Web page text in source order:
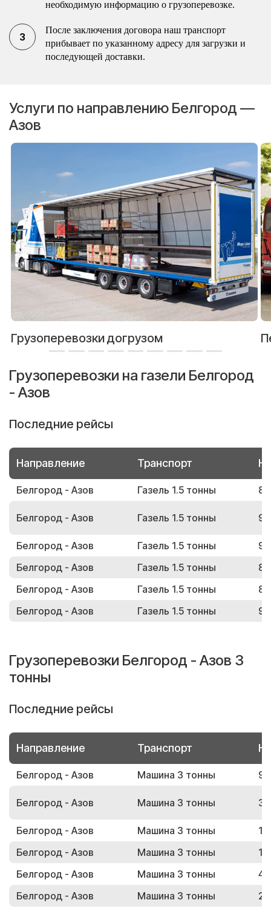
необходимую информацию о грузоперевозке.
После заключения договора наш транспорт
прибывает по указанному адресу для загрузки и
последующей доставки.
Услуги по направлению Белгород —
Азов
Грузоперевозки догрузом
Грузоперевозки на газели Белгород
- Азов
Последние рейсы
Направление Транспорт
Белгород - Азов Газель 1.5 тонны
Белгород - Азов Газель 1.5 тонны
Белгород - Азов Газель 1.5 тонны
Белгород - Азов
Газель 1.5 тонны
Белгород - Азов
Газель 1.5 тонны
Белгород - Азов
Газель 1.5 тонны
Грузоперевозки Белгород - Азов 3
тонны
Последние рейсы
Направление Транспорт
Белгород - Азов Машина 3 тонны
Белгород - Азов Машина 3 тонны
Белгород - Азов Машина 3 тонны
Белгород - Азов
Машина 3 тонны
Белгород - Азов
Машина 3 тонны
Белгород - Азов
Машина 3 тонны